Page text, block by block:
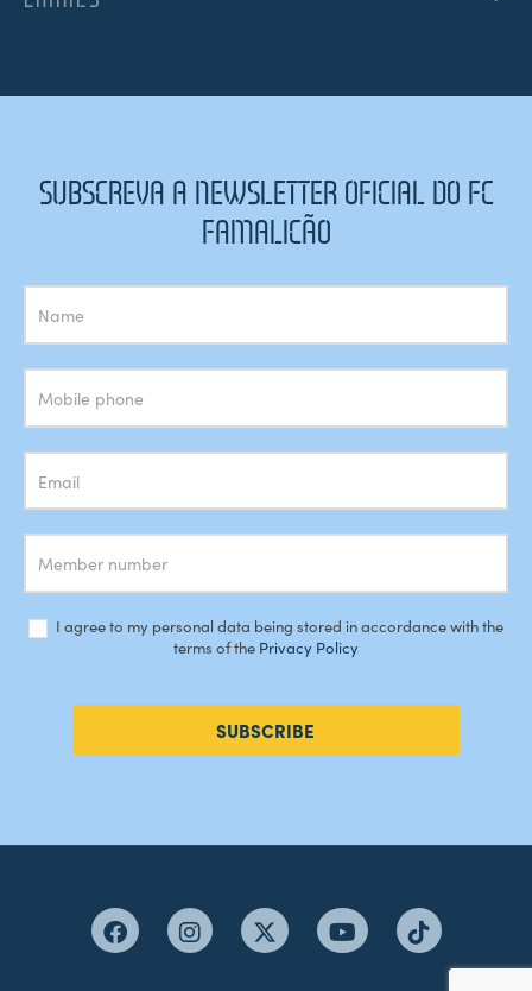
SUBSCREVA A NEWSLETTER OFICIAL DO FC
FAMALICÃO
Subscrição
Newsletter
I agree to my personal data being stored in accordance with the
terms of the Privacy Policy
SUBSCRIBE